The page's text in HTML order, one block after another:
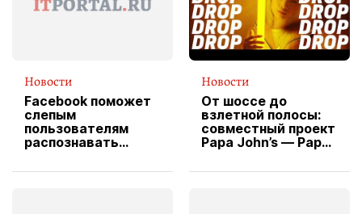
Новости
Facebook поможет
слепым
пользователям
распознавать
Новости
От шоссе до
взлетной полосы:
совместный проект
Papa John’s — Papa
вводит